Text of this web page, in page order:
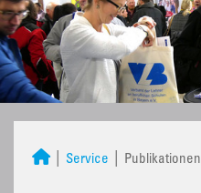
Service Publikationen